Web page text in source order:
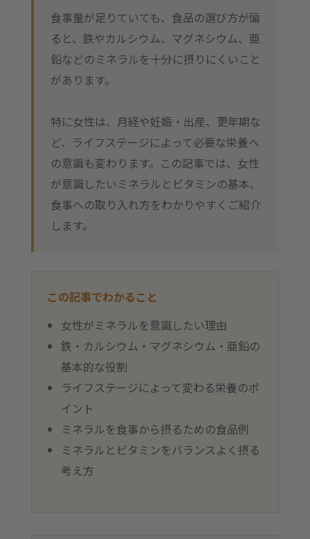
食事量が足りていても、食品の選び方が偏
ると、鉄やカルシウム、マグネシウム、亜
鉛などのミネラルを十分に摂りにくいこと
があります。
特に女性は、月経や妊娠・出産、更年期な
ど、ライフステージによって必要な栄養へ
の意識も変わります。この記事では、女性
が意識したいミネラルとビタミンの基本、
食事への取り入れ方をわかりやすくご紹介
します。
この記事でわかること
女性がミネラルを意識したい理由
鉄・カルシウム・マグネシウム・亜鉛の
基本的な役割
ライフステージによって変わる栄養のポ
イント
ミネラルを食事から摂るための食品例
ミネラルとビタミンをバランスよく摂る
考え方